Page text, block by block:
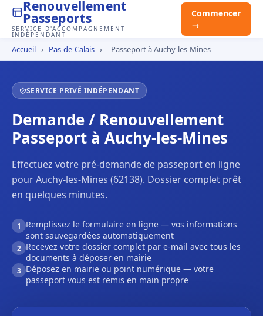
Renouvellement
Passeports
SERVICE D'ACCOMPAGNEMENT
INDÉPENDANT
Commencer
→
Accueil › Pas-de-Calais › Passeport à Auchy-les-Mines
SERVICE PRIVÉ INDÉPENDANT
Demande / Renouvellement
Passeport à Auchy-les-Mines
Effectuez votre pré-demande de passeport en ligne
pour Auchy-les-Mines (62138). Dossier complet prêt
en quelques minutes.
1
Remplissez le formulaire en ligne — vos informations
sont sauvegardées automatiquement
2 Recevez votre dossier complet par e-mail avec tous les
documents à déposer en mairie
3 Déposez en mairie ou point numérique — votre
passeport vous est remis en main propre